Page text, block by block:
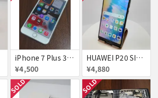
iPhone 7 Plus 32GB
¥4,500
HUAWEI P20 SIMフリー 861197043272279
¥4,880
SOLD SOLD